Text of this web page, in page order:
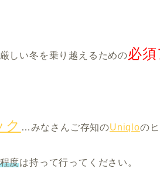
しい冬を乗り越えるための必須
ク …みなさんご存知のUniqloの
度は持って行ってください。